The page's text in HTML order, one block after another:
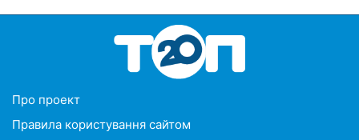
Про проект
Правила користування сайтом